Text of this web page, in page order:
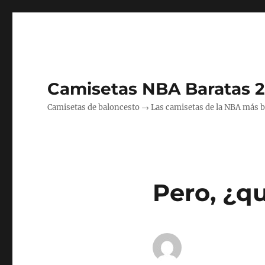
Camisetas NBA Baratas
Camisetas de baloncesto → Las camisetas de la NBA más
Pero,